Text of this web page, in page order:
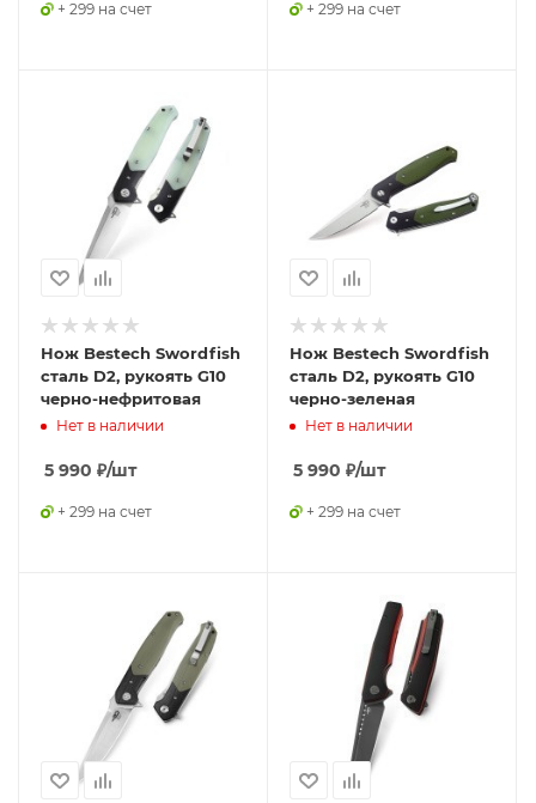
+ 299 на счет + 299 на счет
Нож Bestech Swordfish
сталь D2, рукоять G10
черно-нефритовая
Нет в наличии
5 990 ₽/шт
+ 299 на счет
Нож Bestech Swordfish
сталь D2, рукоять G10
черно-зеленая
Нет в наличии
5 990 ₽/шт
+ 299 на счет